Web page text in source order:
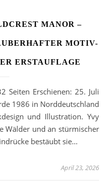
MANOR –
MOTIV-
ERSTAUFLAGE
1986 in Norddeutschland
und Illustration. Yvy
Wälder und an stürmischer
bestäubt sie…
April 23, 2026